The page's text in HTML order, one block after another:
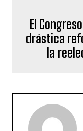
El
drástica
la